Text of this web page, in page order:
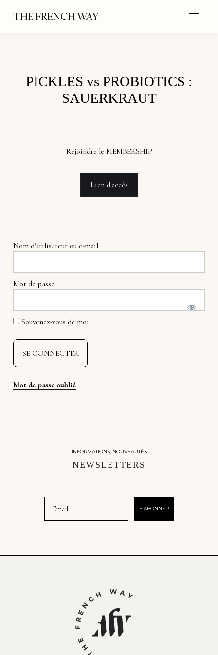
THE FRENCH WAY
PICKLES vs PROBIOTICS :
SAUERKRAUT
Rejoindre le MEMBERSHIP
Lien d'accès
Nom d'utilisateur ou e-mail
Mot de passe
Souvenez-vous de moi
Mot de passe oublié
INFORMATIONS, NOUVEAUTÉS
NEWSLETTERS
S'ABONNER